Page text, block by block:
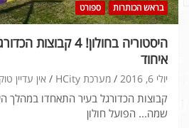
בראש הכותרות ספורט
היסטוריה בחולון! 4
איחוד
יולי 6, 2016 מערכת HCity אין עדיין
קבוצות הכדורגל בעיר התאחדו במהלך
שמה... הפועל חולון